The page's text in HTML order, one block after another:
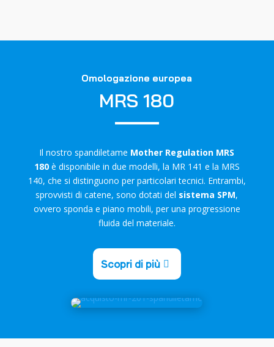
Omologazione europea
MRS 180
Il nostro spandiletame Mother Regulation MRS
180è disponibile in due modelli, la MR 141 e la MRS
140, che si distinguono per particolari tecnici. Entrambi,
sprovvisti di catene, sono dotati del sistema SPM,
ovvero sponda e piano mobili, per una progressione
fluida del materiale.
Scopri di più